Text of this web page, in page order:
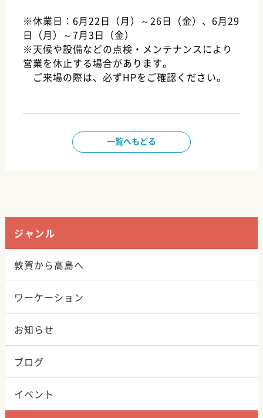
※休業日：6月22日（月）～26日（金）、6月29
日（月）～7月3日（金）
※天候や設備などの点検・メンテナンスにより
営業を休止する場合があります。
ご来場の際は、必ずHPをご確認ください。
一覧へもどる
ジャンル
敦賀から高島へ
ワーケーション
お知らせ
ブログ
イベント